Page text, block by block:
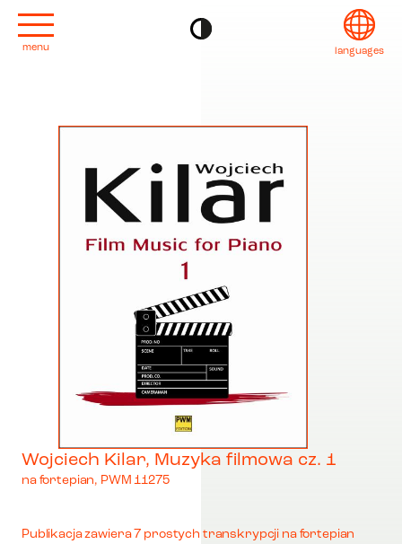
menu languages
Français
Deutsch
Italiano
日本語
project
Kontakt
editions
2022
2020
Wojciech Kilar, Muzyka filmowa cz. 1
na fortepian, PWM 11275
Publikacja zawiera 7 prostych transkrypcji na fortepian